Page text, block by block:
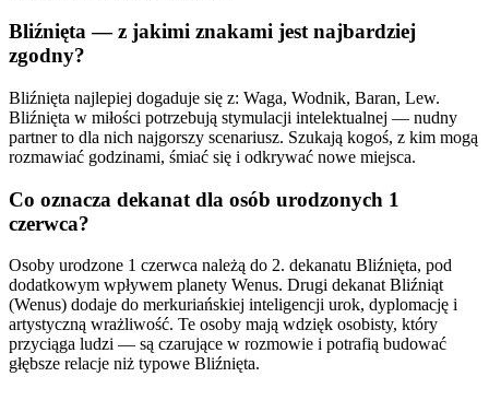
Bliźnięta — z jakimi znakami jest najbardziej
zgodny?
Bliźnięta najlepiej dogaduje się z: Waga, Wodnik, Baran, Lew.
Bliźnięta w miłości potrzebują stymulacji intelektualnej — nudny
partner to dla nich najgorszy scenariusz. Szukają kogoś, z kim mogą
rozmawiać godzinami, śmiać się i odkrywać nowe miejsca.
Co oznacza dekanat dla osób urodzonych 1
czerwca?
Osoby urodzone 1 czerwca należą do 2. dekanatu Bliźnięta, pod
dodatkowym wpływem planety Wenus. Drugi dekanat Bliźniąt
(Wenus) dodaje do merkuriańskiej inteligencji urok, dyplomację i
artystyczną wrażliwość. Te osoby mają wdzięk osobisty, który
przyciąga ludzi — są czarujące w rozmowie i potrafią budować
głębsze relacje niż typowe Bliźnięta.